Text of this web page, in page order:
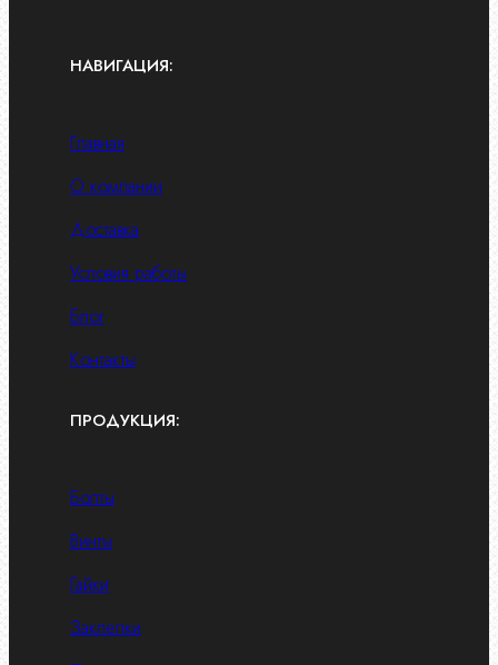
НАВИГАЦИЯ:
Главная
О компании
Доставка
Условия работы
Блог
Контакты
ПРОДУКЦИЯ:
Болты
Винты
Гайки
Заклепки